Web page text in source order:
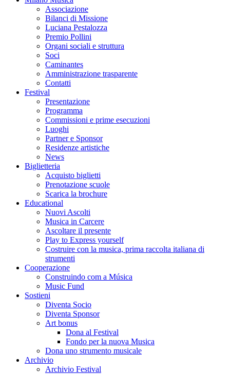
Associazione
Bilanci di Missione
Luciana Pestalozza
Premio Pollini
Organi sociali e struttura
Soci
Caminantes
Amministrazione trasparente
Contatti
Festival
Presentazione
Programma
Commissioni e prime esecuzioni
Luoghi
Partner e Sponsor
Residenze artistiche
News
Biglietteria
Acquisto biglietti
Prenotazione scuole
Scarica la brochure
Educational
Nuovi Ascolti
Musica in Carcere
Ascoltare il presente
Play to Express yourself
Costruire con la musica, prima raccolta italiana di
strumenti
Cooperazione
Construindo com a Música
Music Fund
Sostieni
Diventa Socio
Diventa Sponsor
Art bonus
Dona al Festival
Fondo per la nuova Musica
Dona uno strumento musicale
Archivio
Archivio Festival